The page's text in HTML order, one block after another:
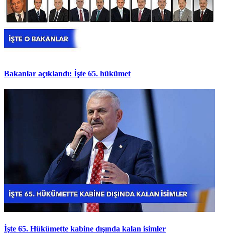
Bakanlar açıklandı: İşte 65. hükümet
İşte 65. Hükümette kabine dışında kalan isimler